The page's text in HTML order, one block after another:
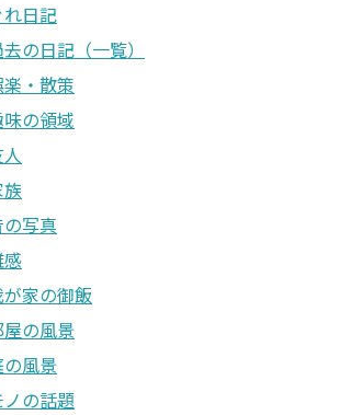
日記
の日記（一覧）
・散策
の領域
の写真
家の御飯
の風景
風景
ノの話題